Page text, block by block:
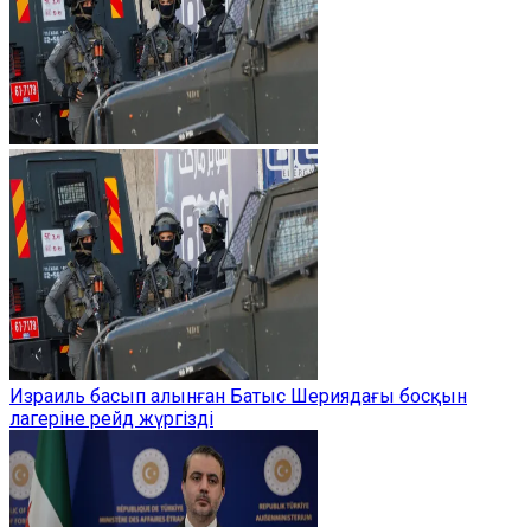
Израиль басып алынған Батыс Шериядағы босқын
лагеріне рейд жүргізді